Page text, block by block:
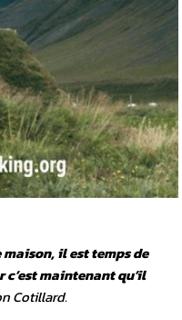
il est temps de
maintenant qu’il
Cotillard.